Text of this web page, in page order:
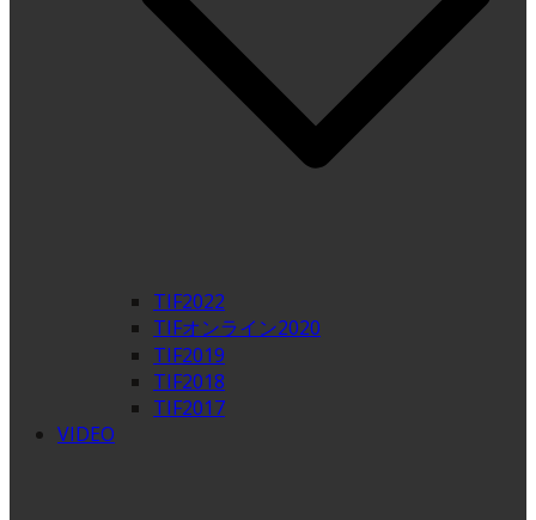
TIF2022
TIFオンライン2020
TIF2019
TIF2018
TIF2017
VIDEO